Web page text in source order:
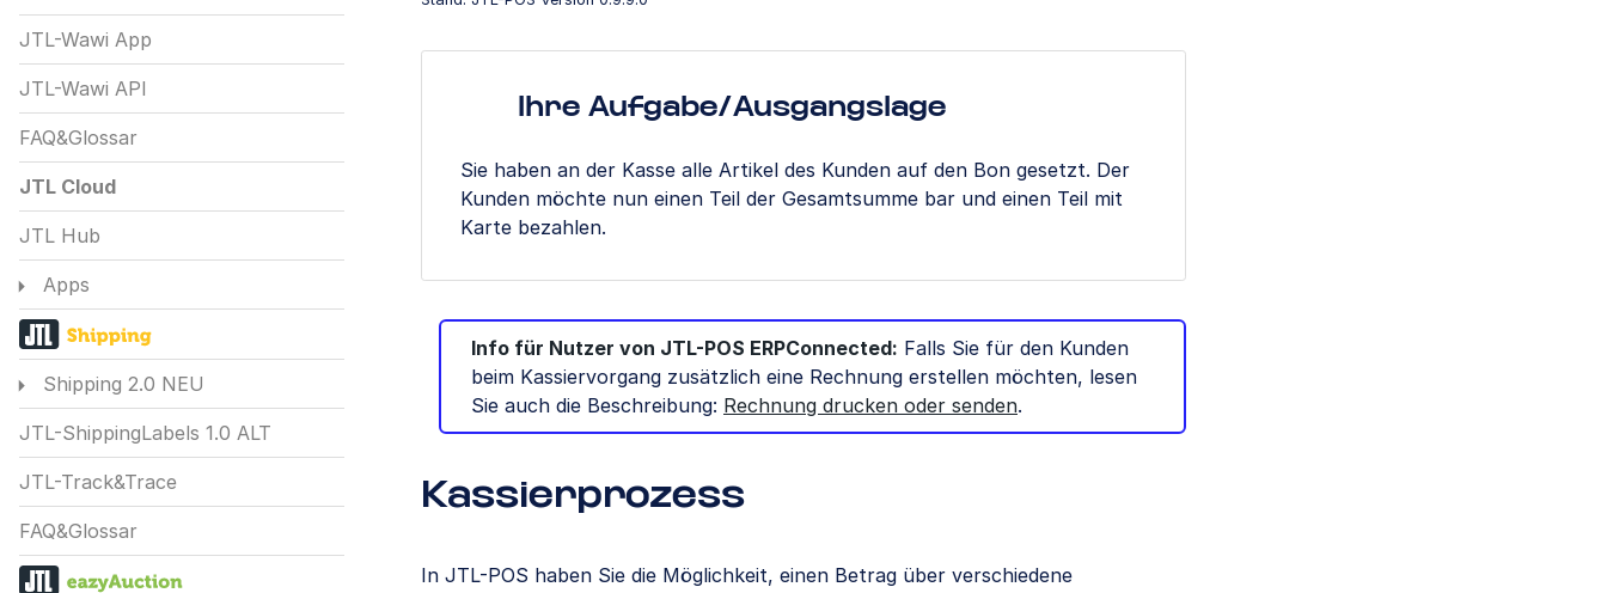
JTL-Wawi App
JTL-Wawi API
FAQ&Glossar
JTL Cloud
JTL Hub
Apps
Shipping 2.0 NEU
JTL-ShippingLabels 1.0 ALT
JTL-Track&Trace
FAQ&Glossar
Ihre Aufgabe/Ausgangslage
Sie haben an der Kasse alle Artikel des Kunden auf den Bon gesetzt. Der
Kunden möchte nun einen Teil der Gesamtsumme bar und einen Teil mit
Karte bezahlen.
Info für Nutzer von JTL-POS ERPConnected: Falls Sie für den Kunden
beim Kassiervorgang zusätzlich eine Rechnung erstellen möchten, lesen
Sie auch die Beschreibung: Rechnung drucken oder senden.
Kassierprozess
In JTL-POS haben Sie die Möglichkeit, einen Betrag über verschiedene